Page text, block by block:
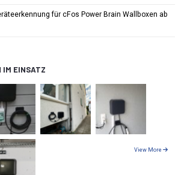
für cFos Power Brain Wallboxen ab
IM EINSATZ
View More